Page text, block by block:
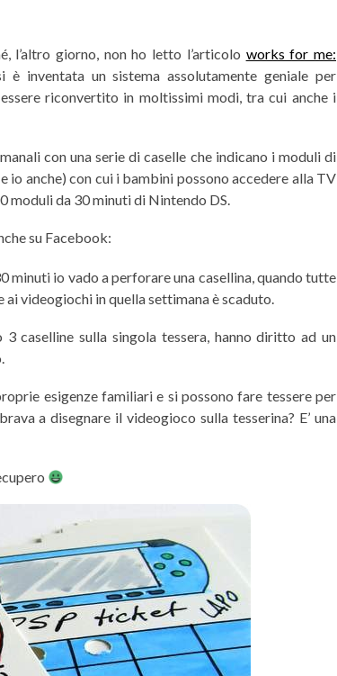
l’altro giorno, non ho letto l’articolo works for me:
inventata un sistema assolutamente geniale per
riconvertito in moltissimi modi, tra cui anche i
con una serie di caselle che indicano i moduli di
io anche) con cui i bambini possono accedere alla TV
moduli da 30 minuti di Nintendo DS.
su Facebook:
minuti io vado a perforare una casellina, quando tutte
videogiochi in quella settimana è scaduto.
caselline sulla singola tessera, hanno diritto ad un
esigenze familiari e si possono fare tessere per
a disegnare il videogioco sulla tesserina? E’ una